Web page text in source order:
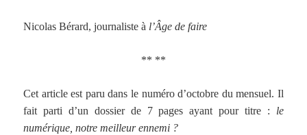
Nicolas Bérard, journaliste à l’Âge de faire
** **
Cet article est paru dans le numéro d’octobre du mensuel. Il
fait parti d’un dossier de 7 pages ayant pour titre : le
numérique, notre meilleur ennemi ?